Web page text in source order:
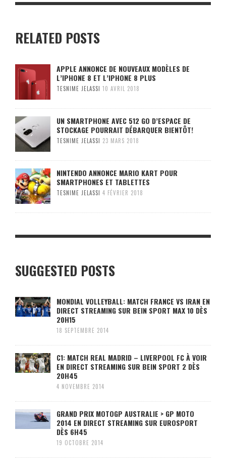
RELATED POSTS
APPLE ANNONCE DE NOUVEAUX MODÈLES DE
L’IPHONE 8 ET L’IPHONE 8 PLUS
TESNIME JELASSI 10 AVRIL 2018
UN SMARTPHONE AVEC 512 GO D’ESPACE DE
STOCKAGE POURRAIT DÉBARQUER BIENTÔT!
TESNIME JELASSI 23 MARS 2018
NINTENDO ANNONCE MARIO KART POUR
SMARTPHONES ET TABLETTES
TESNIME JELASSI 4 FÉVRIER 2018
SUGGESTED POSTS
MONDIAL VOLLEYBALL: MATCH FRANCE VS IRAN EN
DIRECT STREAMING SUR BEIN SPORT MAX 10 DÈS
20H15
18 SEPTEMBRE 2014
C1: MATCH REAL MADRID – LIVERPOOL FC À VOIR
EN DIRECT STREAMING SUR BEIN SPORT 2 DÈS
20H45
4 NOVEMBRE 2014
GRAND PRIX MOTOGP AUSTRALIE > GP MOTO
2014 EN DIRECT STREAMING SUR EUROSPORT
DÈS 6H45
19 OCTOBRE 2014